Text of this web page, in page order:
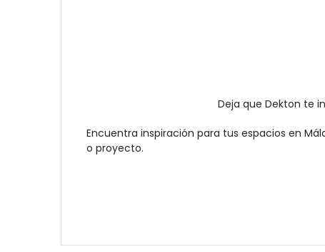
Deja que Dekton te
Encuentra inspiración para tus espacios en
o proyecto.